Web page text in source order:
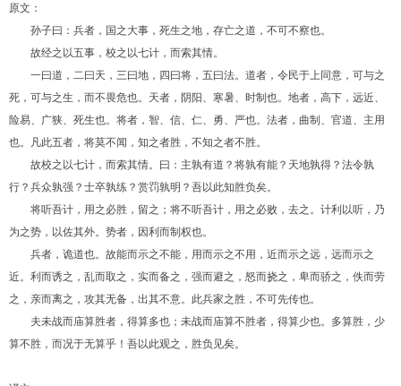
原文：
孙子曰：兵者，国之大事，死生之地，存亡之道，不可不察也。
故经之以五事，校之以七计，而索其情。
一曰道，二曰天，三曰地，四曰将，五曰法。道者，令民于上同意，可与之
死，可与之生，而不畏危也。天者，阴阳、寒暑、时制也。地者，高下，远近、
险易、广狭、死生也。将者，智、信、仁、勇、严也。法者，曲制、官道、主用
也。凡此五者，将莫不闻，知之者胜，不知之者不胜。
故校之以七计，而索其情。曰：主孰有道？将孰有能？天地孰得？法令孰
行？兵众孰强？士卒孰练？赏罚孰明？吾以此知胜负矣。
将听吾计，用之必胜，留之；将不听吾计，用之必败，去之。计利以听，乃
为之势，以佐其外。势者，因利而制权也。
兵者，诡道也。故能而示之不能，用而示之不用，近而示之远，远而示之
近。利而诱之，乱而取之，实而备之，强而避之，怒而挠之，卑而骄之，佚而劳
之，亲而离之，攻其无备，出其不意。此兵家之胜，不可先传也。
夫未战而庙算胜者，得算多也；未战而庙算不胜者，得算少也。多算胜，少
算不胜，而况于无算乎！吾以此观之，胜负见矣。